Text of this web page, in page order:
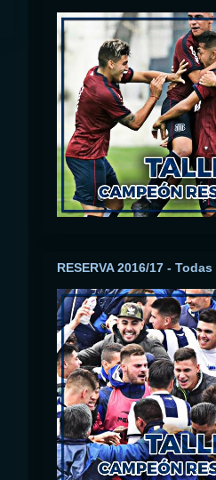
RESERVA 2016/17 -